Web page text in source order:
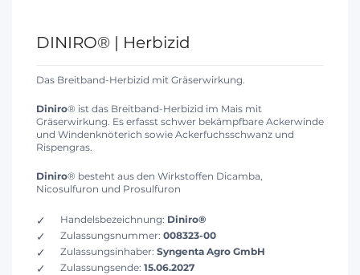
DINIRO® | Herbizid
Das Breitband-Herbizid mit Gräserwirkung.
Diniro® ist das Breitband-Herbizid im Mais mit
Gräserwirkung. Es erfasst schwer bekämpfbare Ackerwinde
und Windenknöterich sowie Ackerfuchsschwanz und
Rispengras.
Diniro® besteht aus den Wirkstoffen Dicamba,
Nicosulfuron und Prosulfuron
Handelsbezeichnung: Diniro®
Zulassungsnummer: 008323-00
Zulassungsinhaber: Syngenta Agro GmbH
Zulassungsende: 15.06.2027